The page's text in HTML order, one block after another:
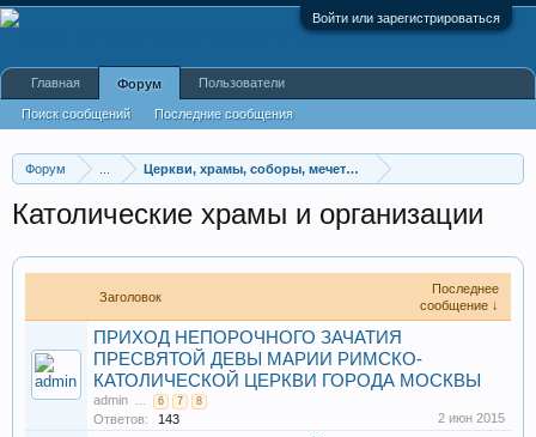
Войти или зарегистрироваться
Форум Церкви, храмы, соборы, мечети, синагоги
Католические храмы и организации
Заголовок
Последнее
сообщение ↓
ПРИХОД НЕПОРОЧНОГО ЗАЧАТИЯ
ПРЕСВЯТОЙ ДЕВЫ МАРИИ РИМСКО-
КАТОЛИЧЕСКОЙ ЦЕРКВИ ГОРОДА МОСКВЫ
admin ... 6 7 8
Ответов: 143 2 июн 2015
Главная Форум
Поиск сообщений Последние сообщения
Пользователи